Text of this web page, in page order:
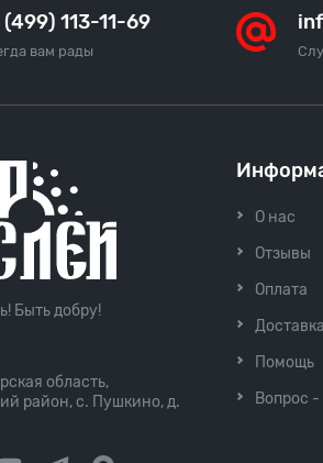
(499) 113-11-69
вам рады
Быть добру!
область,
район, с. Пушкино, д.
О нас
Отзывы
Оплата
Доставка
Помощь
Вопрос -